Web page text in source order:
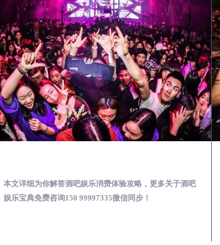
本文详细为你解答酒吧娱乐消费体验攻略，更多关于酒吧
娱乐宝典免费咨询150 99997335微信同步！